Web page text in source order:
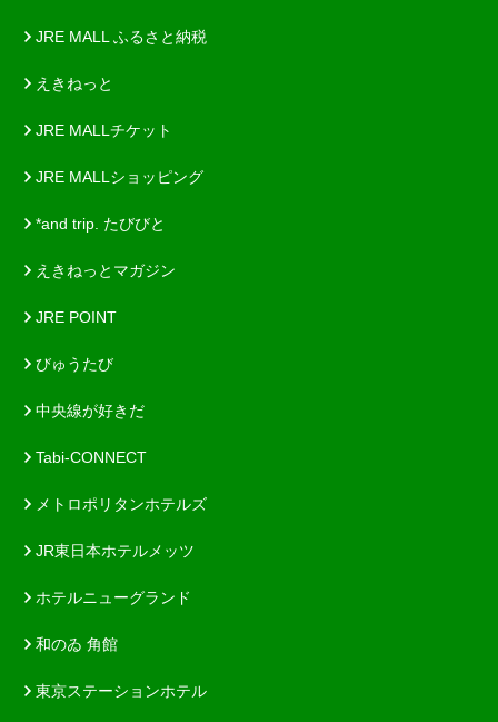
JRE MALL ふるさと納税
えきねっと
JRE MALLチケット
JRE MALLショッピング
*and trip. たびびと
えきねっとマガジン
JRE POINT
びゅうたび
中央線が好きだ
Tabi-CONNECT
メトロポリタンホテルズ
JR東日本ホテルメッツ
ホテルニューグランド
和のゐ 角館
東京ステーションホテル